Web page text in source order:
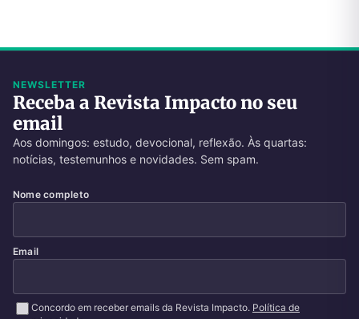
NEWSLETTER
Receba a Revista Impacto no seu
email
Aos domingos: estudo, devocional, reflexão. Às quartas:
notícias, testemunhos e novidades. Sem spam.
Nome completo
Email
Concordo em receber emails da Revista Impacto. Política de